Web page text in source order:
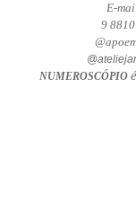
E-
9
NUMEROSCÓPIO